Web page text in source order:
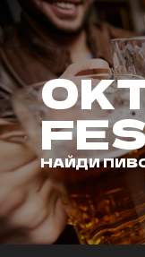
НАЙДИ